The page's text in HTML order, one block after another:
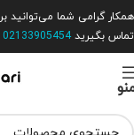
همکار گرامی شما می‌توانید
تماس بگیرید02133905454